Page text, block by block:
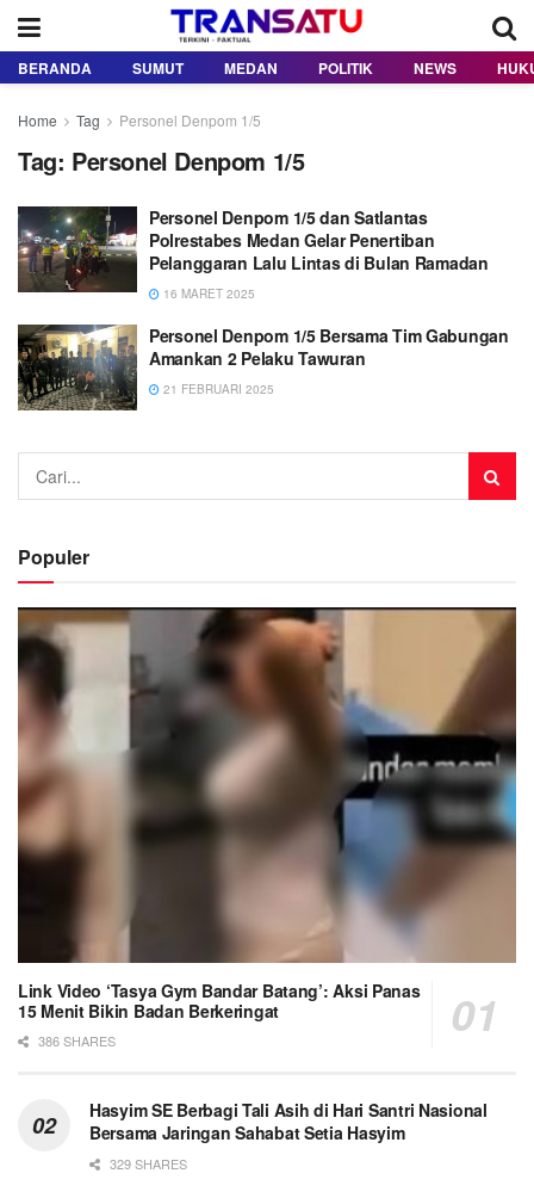
BERANDA SUMUT MEDAN POLITIK NEWS
Home Tag Personel Denpom 1/5
Tag: Personel Denpom 1/5
Personel Denpom 1/5 dan Satlantas
Polrestabes Medan Gelar Penertiban
Pelanggaran Lalu Lintas di Bulan Ramadan
16 MARET 2025
Personel Denpom 1/5 Bersama Tim Gabungan
Amankan 2 Pelaku Tawuran
21 FEBRUARI 2025
Populer
Link Video ‘Tasya Gym Bandar Batang’: Aksi Panas
15 Menit Bikin Badan Berkeringat
386 SHARES
Hasyim SE Berbagi Tali Asih di Hari Santri Nasional
Bersama Jaringan Sahabat Setia Hasyim
329 SHARES